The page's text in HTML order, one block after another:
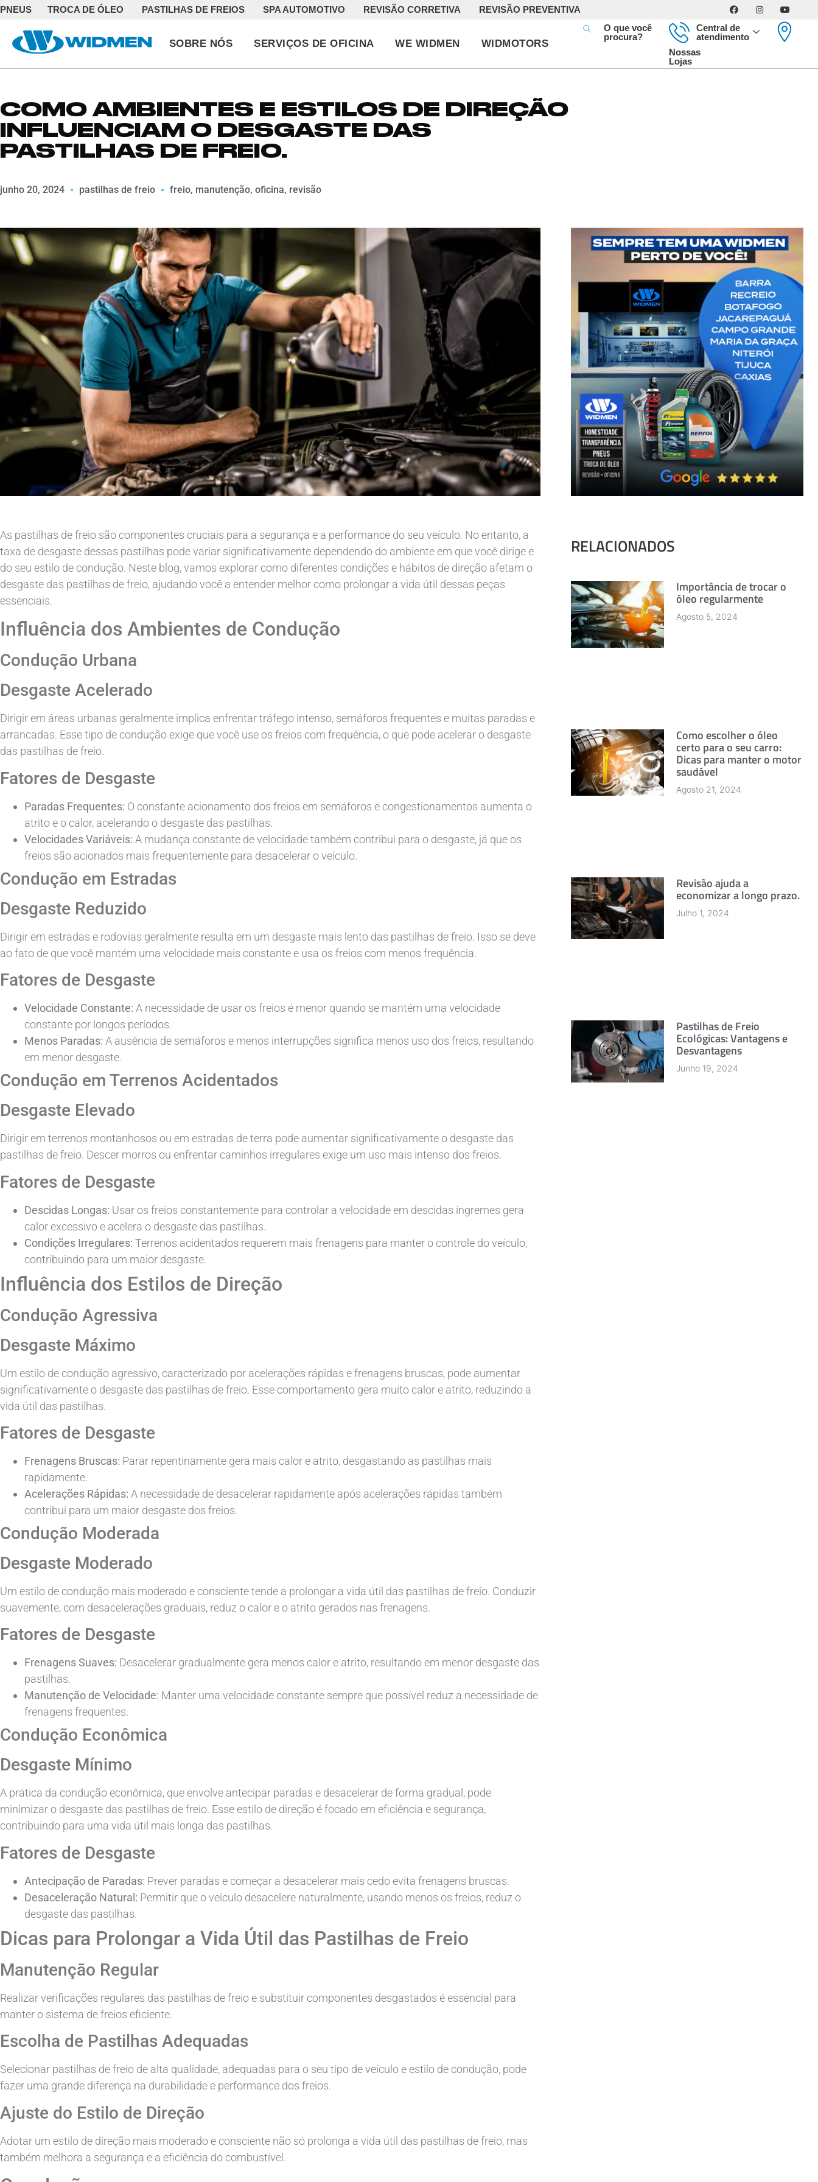
PNEUS TROCA DE ÓLEO PASTILHAS DE FREIOS SPA AUTOMOTIVO REVISÃO CORRETIVA REVISÃO PREVENTIVA
SOBRE NÓS SERVIÇOS DE OFICINA WE WIDMEN WIDMOTORS
O que você
procura?
Central de
atendimento
Nossas
Lojas
COMO AMBIENTES E ESTILOS DE DIREÇÃO
INFLUENCIAM O DESGASTE DAS
PASTILHAS DE FREIO.
junho 20, 2024 pastilhas de freio freio, manutenção, oficina, revisão
As pastilhas de freio são componentes cruciais para a segurança e a performance do seu veículo. No entanto, a
taxa de desgaste dessas pastilhas pode variar significativamente dependendo do ambiente em que você dirige e
do seu estilo de condução. Neste blog, vamos explorar como diferentes condições e hábitos de direção afetam o
desgaste das pastilhas de freio, ajudando você a entender melhor como prolongar a vida útil dessas peças
essenciais.
Influência dos Ambientes de Condução
Condução Urbana
Desgaste Acelerado
Dirigir em áreas urbanas geralmente implica enfrentar tráfego intenso, semáforos frequentes e muitas paradas e
arrancadas. Esse tipo de condução exige que você use os freios com frequência, o que pode acelerar o desgaste
das pastilhas de freio.
Fatores de Desgaste
Paradas Frequentes: O constante acionamento dos freios em semáforos e congestionamentos aumenta o
atrito e o calor, acelerando o desgaste das pastilhas.
Velocidades Variáveis: A mudança constante de velocidade também contribui para o desgaste, já que os
freios são acionados mais frequentemente para desacelerar o veículo.
Condução em Estradas
Desgaste Reduzido
Dirigir em estradas e rodovias geralmente resulta em um desgaste mais lento das pastilhas de freio. Isso se deve
ao fato de que você mantém uma velocidade mais constante e usa os freios com menos frequência.
Fatores de Desgaste
Velocidade Constante: A necessidade de usar os freios é menor quando se mantém uma velocidade
constante por longos períodos.
Menos Paradas: A ausência de semáforos e menos interrupções significa menos uso dos freios, resultando
em menor desgaste.
Condução em Terrenos Acidentados
Desgaste Elevado
Dirigir em terrenos montanhosos ou em estradas de terra pode aumentar significativamente o desgaste das
pastilhas de freio. Descer morros ou enfrentar caminhos irregulares exige um uso mais intenso dos freios.
Fatores de Desgaste
Descidas Longas: Usar os freios constantemente para controlar a velocidade em descidas íngremes gera
calor excessivo e acelera o desgaste das pastilhas.
Condições Irregulares: Terrenos acidentados requerem mais frenagens para manter o controle do veículo,
contribuindo para um maior desgaste.
Influência dos Estilos de Direção
Condução Agressiva
Desgaste Máximo
Um estilo de condução agressivo, caracterizado por acelerações rápidas e frenagens bruscas, pode aumentar
significativamente o desgaste das pastilhas de freio. Esse comportamento gera muito calor e atrito, reduzindo a
vida útil das pastilhas.
Fatores de Desgaste
Frenagens Bruscas: Parar repentinamente gera mais calor e atrito, desgastando as pastilhas mais
rapidamente.
Acelerações Rápidas: A necessidade de desacelerar rapidamente após acelerações rápidas também
contribui para um maior desgaste dos freios.
Condução Moderada
Desgaste Moderado
Um estilo de condução mais moderado e consciente tende a prolongar a vida útil das pastilhas de freio. Conduzir
suavemente, com desacelerações graduais, reduz o calor e o atrito gerados nas frenagens.
Fatores de Desgaste
Frenagens Suaves: Desacelerar gradualmente gera menos calor e atrito, resultando em menor desgaste das
pastilhas.
Manutenção de Velocidade: Manter uma velocidade constante sempre que possível reduz a necessidade de
frenagens frequentes.
Condução Econômica
Desgaste Mínimo
A prática da condução econômica, que envolve antecipar paradas e desacelerar de forma gradual, pode
minimizar o desgaste das pastilhas de freio. Esse estilo de direção é focado em eficiência e segurança,
contribuindo para uma vida útil mais longa das pastilhas.
Fatores de Desgaste
Antecipação de Paradas: Prever paradas e começar a desacelerar mais cedo evita frenagens bruscas.
Desaceleração Natural: Permitir que o veículo desacelere naturalmente, usando menos os freios, reduz o
desgaste das pastilhas.
Dicas para Prolongar a Vida Útil das Pastilhas de Freio
Manutenção Regular
Realizar verificações regulares das pastilhas de freio e substituir componentes desgastados é essencial para
manter o sistema de freios eficiente.
Escolha de Pastilhas Adequadas
Selecionar pastilhas de freio de alta qualidade, adequadas para o seu tipo de veículo e estilo de condução, pode
fazer uma grande diferença na durabilidade e performance dos freios.
Ajuste do Estilo de Direção
Adotar um estilo de direção mais moderado e consciente não só prolonga a vida útil das pastilhas de freio, mas
também melhora a segurança e a eficiência do combustível.
RELACIONADOS
Importância de trocar o
óleo regularmente
Agosto 5, 2024
Como escolher o óleo
certo para o seu carro:
Dicas para manter o motor
saudável
Agosto 21, 2024
Revisão ajuda a
economizar a longo prazo.
Julho 1, 2024
Pastilhas de Freio
Ecológicas: Vantagens e
Desvantagens
Junho 19, 2024